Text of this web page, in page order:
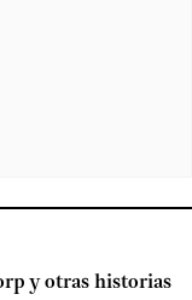
y otras historias